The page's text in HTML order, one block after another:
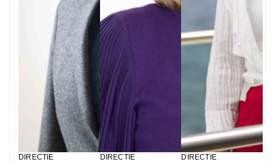
DIRECTIE DIRECTIE DIRECTIE